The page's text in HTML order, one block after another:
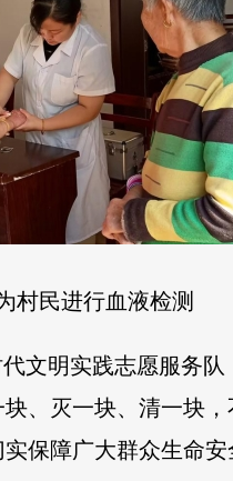
村民进行血液检测
文明实践志愿服务
、灭一块、清一块
保障广大群众生命安